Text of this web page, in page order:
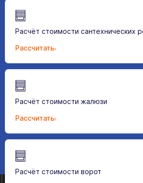
Расчёт стоимости сантехнических
Рассчитать
Расчёт стоимости жалюзи
Рассчитать
Расчёт стоимости ворот